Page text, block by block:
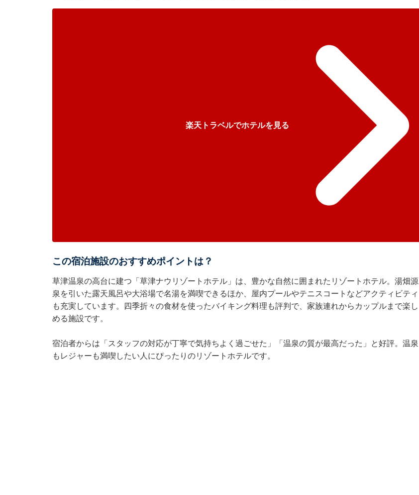
楽天トラベルでホテルを見る
この宿泊施設のおすすめポイントは？
草津温泉の高台に建つ「草津ナウリゾートホテル」は、豊かな自然に囲まれたリゾートホテル。湯畑源
泉を引いた露天風呂や大浴場で名湯を満喫できるほか、屋内プールやテニスコートなどアクティビティ
も充実しています。四季折々の食材を使ったバイキング料理も評判で、家族連れからカップルまで楽し
める施設です。
宿泊者からは「スタッフの対応が丁寧で気持ちよく過ごせた」「温泉の質が最高だった」と好評。温泉
もレジャーも満喫したい人にぴったりのリゾートホテルです。